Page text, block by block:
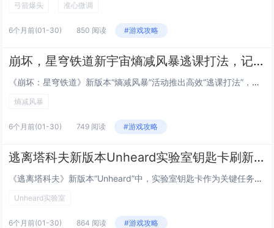
弓箭爆头 准心微调
6个月前(01-30) 850 阅读 #游戏攻略
崩坏，星穹铁道新宇宙熵减风暴逃课打法，记忆命途搭配特定奇物自动挂机通关
《崩坏：星穹铁道》新版本“熵减风暴”活动推出高效“逃课打法”，玩家无需高强度操作即可自动挂机通关，该打法核心在于选择“记忆”命途角色（如布洛妮娅、希儿等），搭配特定奇物组合——记忆的回响」「熵减协议残页」与「自动校准模组」，可稳定触发连携技...
熵减风暴
6个月前(01-30) 749 阅读 #游戏攻略
逃离塔科夫新版本Unheard实验室钥匙卡刷新点，五个高概率出生位置实时标注
《逃离塔科夫》新版本“Unheard”中，实验室钥匙卡作为关键任务道具，其刷新点备受玩家关注，本文汇总并实时标注了五处高概率出生位置：1）USEC营地B-3仓库西侧保险柜；2）BEAR营地医疗站二楼办公桌抽屉；3）海关地图中央控制室服务器机...
Unheard实验室
6个月前(01-30) 864 阅读 #游戏攻略